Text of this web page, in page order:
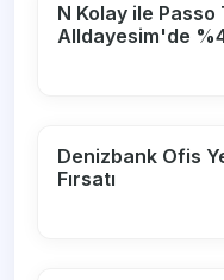
N Kolay ile
Alldayesim'de
Denizbank Ofis
Fırsatı